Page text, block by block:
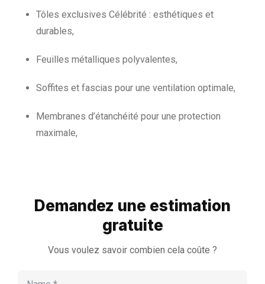
Tôles exclusives Célébrité : esthétiques et
durables,
Feuilles métalliques polyvalentes,
Soffites et fascias pour une ventilation optimale,
Membranes d’étanchéité pour une protection
maximale,
Demandez une estimation
gratuite
Vous voulez savoir combien cela coûte ?